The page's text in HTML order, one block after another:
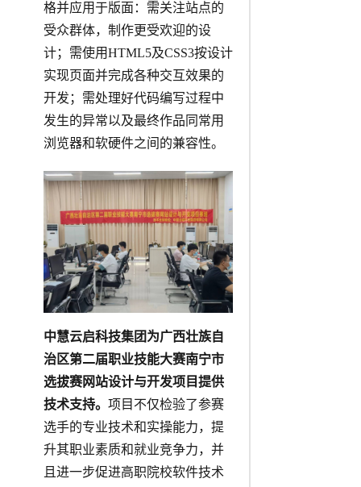
格并应用于版面：需关注站点的
受众群体，制作更受欢迎的设
计；需使用HTML5及CSS3按设计
实现页面并完成各种交互效果的
开发；需处理好代码编写过程中
发生的异常以及最终作品同常用
浏览器和软硬件之间的兼容性。
中慧云启科技集团为广西壮族自
治区第二届职业技能大赛南宁市
选拔赛网站设计与开发项目提供
技术支持。 项目不仅检验了参赛
选手的专业技术和实操能力，提
升其职业素质和就业竞争力，并
且进一步促进高职院校软件技术